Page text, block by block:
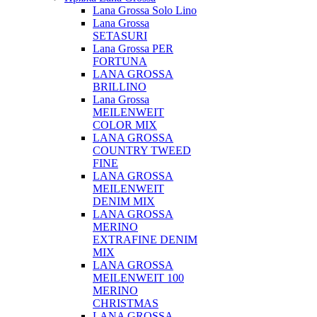
Lana Grossa Solo Lino
Lana Grossa
SETASURI
Lana Grossa PER
FORTUNA
LANA GROSSA
BRILLINO
Lana Grossa
MEILENWEIT
COLOR MIX
LANA GROSSA
COUNTRY TWEED
FINE
LANA GROSSA
MEILENWEIT
DENIM MIX
LANA GROSSA
MERINO
EXTRAFINE DENIM
MIX
LANA GROSSA
MEILENWEIT 100
MERINO
CHRISTMAS